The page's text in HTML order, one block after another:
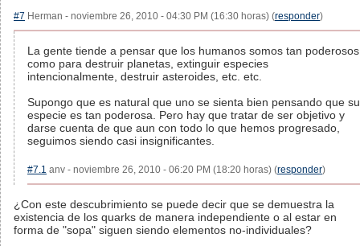
#7 Herman - noviembre 26, 2010 - 04:30 PM (16:30 horas) (responder)
La gente tiende a pensar que los humanos somos tan poderosos
como para destruir planetas, extinguir especies
intencionalmente, destruir asteroides, etc. etc.
Supongo que es natural que uno se sienta bien pensando que su
especie es tan poderosa. Pero hay que tratar de ser objetivo y
darse cuenta de que aun con todo lo que hemos progresado,
seguimos siendo casi insignificantes.
#7.1 anv - noviembre 26, 2010 - 06:20 PM (18:20 horas) (responder)
¿Con este descubrimiento se puede decir que se demuestra la
existencia de los quarks de manera independiente o al estar en
forma de "sopa" siguen siendo elementos no-individuales?